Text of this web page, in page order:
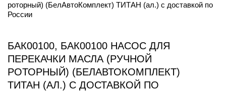
роторный) (БелАвтоКомплект) ТИТАН (ал.) с доставкой по
России
БАК00100, БАК00100 НАСОС ДЛЯ
ПЕРЕКАЧКИ МАСЛА (РУЧНОЙ
РОТОРНЫЙ) (БЕЛАВТОКОМПЛЕКТ)
ТИТАН (АЛ.) С ДОСТАВКОЙ ПО